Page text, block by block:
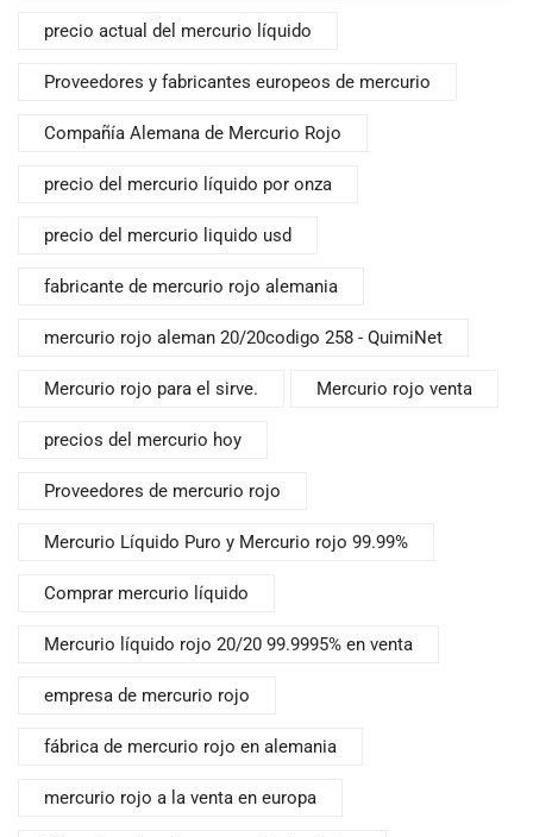
precio actual del mercurio líquido
Proveedores y fabricantes europeos de mercurio
Compañía Alemana de Mercurio Rojo
precio del mercurio líquido por onza
precio del mercurio liquido usd
fabricante de mercurio rojo alemania
mercurio rojo aleman 20/20codigo 258 - QuimiNet
Mercurio rojo para el sirve. Mercurio rojo venta
precios del mercurio hoy
Proveedores de mercurio rojo
Mercurio Líquido Puro y Mercurio rojo 99.99%
Comprar mercurio líquido
Mercurio líquido rojo 20/20 99.9995% en venta
empresa de mercurio rojo
fábrica de mercurio rojo en alemania
mercurio rojo a la venta en europa